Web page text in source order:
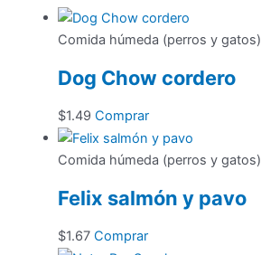
Comida húmeda (perros y gatos)
Dog Chow cordero
$1.49 Comprar
Comida húmeda (perros y gatos)
Felix salmón y pavo
$1.67 Comprar